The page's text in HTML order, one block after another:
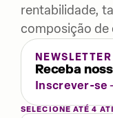
rentabilidade,
composição de
NEWSLETTER
Receba
Inscrever-se
SELECIONE ATÉ 4